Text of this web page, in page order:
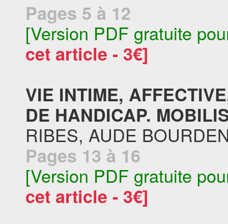
Pages 5 à 12
[Version PDF gratuite
cet article - 3€]
VIE INTIME,
DE HANDICAP.
RIBES, AUDE
Pages 13 à 16
[Version PDF gratuite
cet article - 3€]